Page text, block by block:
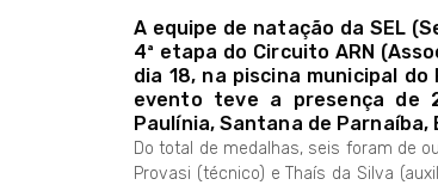
A equipe de natação da SEL
4ª etapa do Circuito ARN
dia 18, na piscina municipal do
evento teve a presença de
Paulínia, Santana de Parnaíba,
Do total de medalhas, seis foram de
Provasi (técnico) e Thaís da Silva